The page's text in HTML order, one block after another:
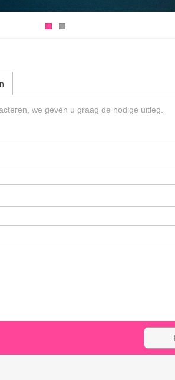
we geven u graag de nodige uitleg.